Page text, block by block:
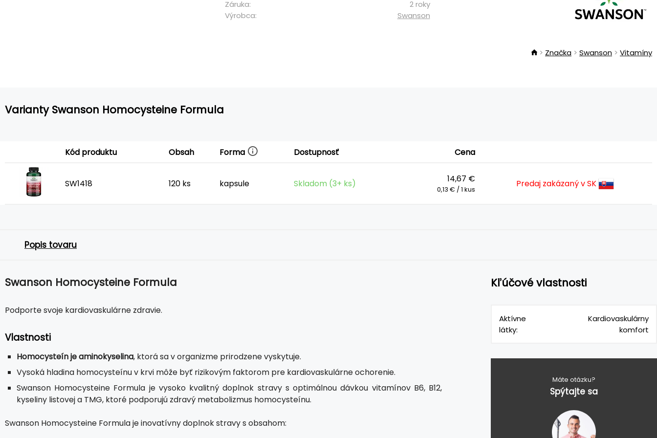
Záruka:
2 roky
Výrobca:
Swanson
Značka Swanson Vitamíny
Varianty Swanson Homocysteine Formula
Kód produktu Obsah Forma Dostupnosť Cena
SW1418 120 ks kapsule Skladom (3+ ks) 14,67 €
0,13 € / 1 kus
Predaj zakázaný v SK
Popis tovaru
Swanson Homocysteine Formula
Podporte svoje kardiovaskulárne zdravie.
Vlastnosti
Homocysteín je aminokyselina, ktorá sa v organizme prirodzene vyskytuje.
Vysoká hladina homocysteínu v krvi môže byť rizikovým faktorom pre kardiovaskulárne ochorenie.
Swanson Homocysteine Formula je vysoko kvalitný doplnok stravy s optimálnou dávkou vitamínov B6, B12,
kyseliny listovej a TMG, ktoré podporujú zdravý metabolizmus homocysteínu.
Swanson Homocysteine Formula je inovatívny doplnok stravy s obsahom:
Kľúčové vlastnosti
Aktívne
látky:
Kardiovaskulárny
komfort
Máte otázku?
Spýtajte sa